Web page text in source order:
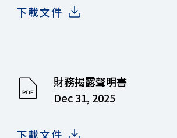
下載文件
財務揭露聲明書
Dec 31, 2025
下載文件